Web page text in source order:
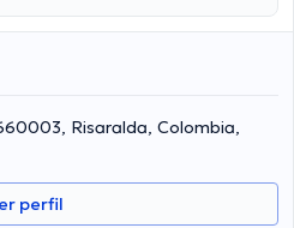
años de experiencia laboral en su
médicas. Walter Mario Ramirez
conferencias con el fin de
su campo de especialización y ha
La consulta se puede hacer en
Risaralda, Colombia,
perfil